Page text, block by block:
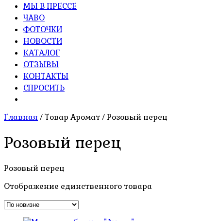
МЫ В ПРЕССЕ
ЧАВО
ФОТОЧКИ
НОВОСТИ
КАТАЛОГ
ОТЗЫВЫ
КОНТАКТЫ
СПРОСИТЬ
Главная / Товар Аромат / Розовый перец
Розовый перец
Розовый перец
Отображение единственного товара